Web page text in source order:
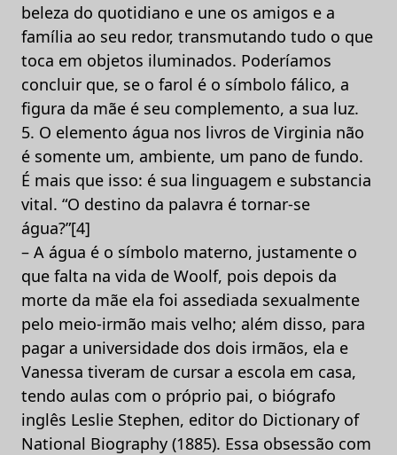
beleza do quotidiano e une os amigos e a
família ao seu redor, transmutando tudo o que
toca em objetos iluminados. Poderíamos
concluir que, se o farol é o símbolo fálico, a
figura da mãe é seu complemento, a sua luz.
5. O elemento água nos livros de Virginia não
é somente um, ambiente, um pano de fundo.
É mais que isso: é sua linguagem e substancia
vital. “O destino da palavra é tornar-se
água?”[4]
– A água é o símbolo materno, justamente o
que falta na vida de Woolf, pois depois da
morte da mãe ela foi assediada sexualmente
pelo meio-irmão mais velho; além disso, para
pagar a universidade dos dois irmãos, ela e
Vanessa tiveram de cursar a escola em casa,
tendo aulas com o próprio pai, o biógrafo
inglês Leslie Stephen, editor do Dictionary of
National Biography (1885). Essa obsessão com